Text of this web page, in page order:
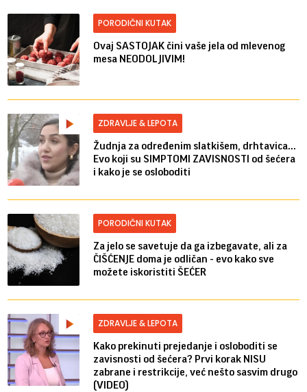
PORODIČNI KUTAK
Ovaj SASTOJAK čini vaše jela od mlevenog
mesa NEODOLJIVIM!
ZDRAVLJE & LEPOTA
Žudnja za određenim slatkišem, drhtavica...
Evo koji su SIMPTOMI ZAVISNOSTI od šećera
i kako je se osloboditi
PORODIČNI KUTAK
Za jelo se savetuje da ga izbegavate, ali za
ČIŠĆENJE doma je odličan - evo kako sve
možete iskoristiti ŠEĆER
ZDRAVLJE & LEPOTA
Kako prekinuti prejedanje i osloboditi se
zavisnosti od šećera? Prvi korak NISU
zabrane i restrikcije, već nešto sasvim drugo
(VIDEO)